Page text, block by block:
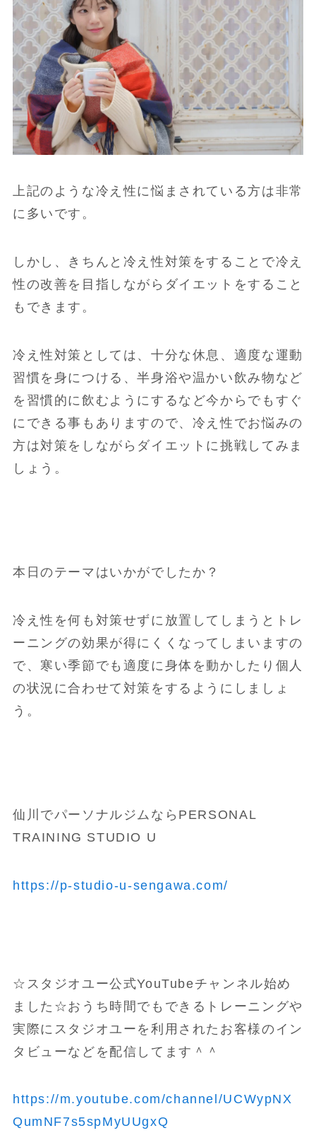
上記のような冷え性に悩まされている方は非常
に多いです。
しかし、きちんと冷え性対策をすることで冷え
性の改善を目指しながらダイエットをすること
もできます。
冷え性対策としては、十分な休息、適度な運動
習慣を身につける、半身浴や温かい飲み物など
を習慣的に飲むようにするなど今からでもすぐ
にできる事もありますので、冷え性でお悩みの
方は対策をしながらダイエットに挑戦してみま
しょう。
本日のテーマはいかがでしたか？
冷え性を何も対策せずに放置してしまうとトレ
ーニングの効果が得にくくなってしまいますの
で、寒い季節でも適度に身体を動かしたり個人
の状況に合わせて対策をするようにしましょ
う。
仙川でパーソナルジムならPERSONAL
TRAINING STUDIO U
https://p-studio-u-sengawa.com/
☆スタジオユー公式YouTubeチャンネル始め
ました☆おうち時間でもできるトレーニングや
実際にスタジオユーを利用されたお客様のイン
タビューなどを配信してます＾＾
https://m.youtube.com/channel/UCWypNX
QumNF7s5spMyUUgxQ